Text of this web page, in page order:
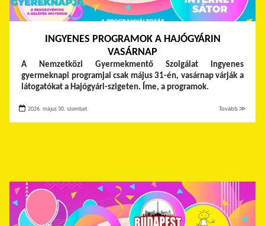
INGYENES PROGRAMOK A HAJÓGYÁRIN
VASÁRNAP
A Nemzetközi Gyermekmentő Szolgálat ingyenes
gyermeknapi programjai csak május 31-én, vasárnap várják a
látogatókat a Hajógyári-szigeten. Íme, a programok.
2026. május 30. szombat Tovább ≫